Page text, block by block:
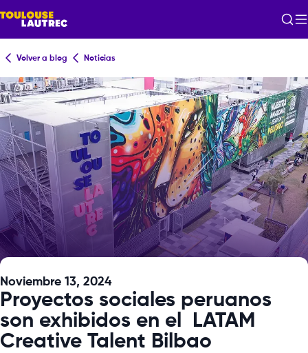
Volver a blog Noticias
Noviembre 13, 2024
Proyectos sociales peruanos
son exhibidos en el LATAM
Creative Talent Bilbao